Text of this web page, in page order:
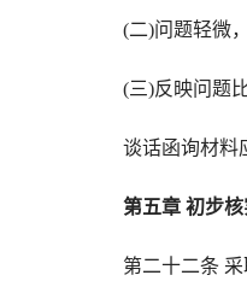
(二)问题轻微，
(三)反映问题比
谈话函询材料应
第五章 初步核
第二十二条